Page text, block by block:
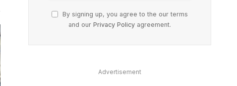
By signing up, you agree to the our terms
and our Privacy Policyagreement.
Advertisement